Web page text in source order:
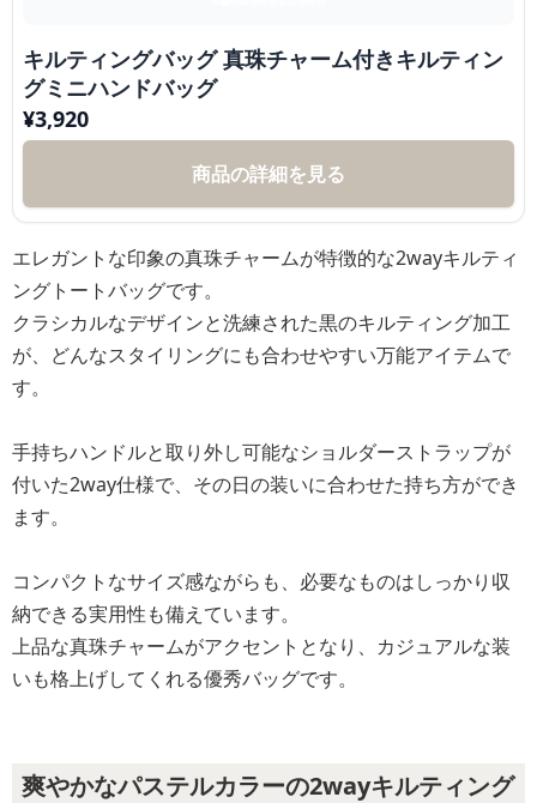
キルティングバッグ 真珠チャーム付きキルティン
グミニハンドバッグ
¥3,920
商品の詳細を見る
エレガントな印象の真珠チャームが特徴的な2wayキルティ
ングトートバッグです。
クラシカルなデザインと洗練された黒のキルティング加工
が、どんなスタイリングにも合わせやすい万能アイテムで
す。
手持ちハンドルと取り外し可能なショルダーストラップが
付いた2way仕様で、その日の装いに合わせた持ち方ができ
ます。
コンパクトなサイズ感ながらも、必要なものはしっかり収
納できる実用性も備えています。
上品な真珠チャームがアクセントとなり、カジュアルな装
いも格上げしてくれる優秀バッグです。
爽やかなパステルカラーの2wayキルティング